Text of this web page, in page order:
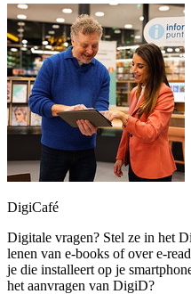
DigiCafé
Digitale vragen? Stel ze in het
lenen van e-books of over e-
je die installeert op je
het aanvragen van DigiD?